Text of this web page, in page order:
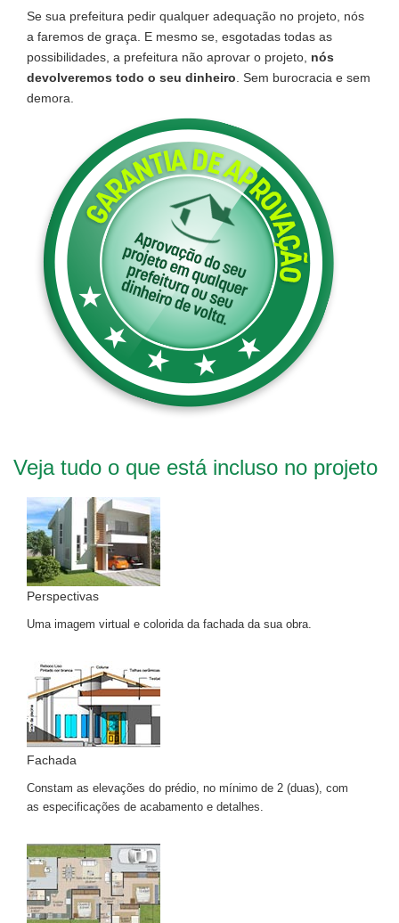
Se sua prefeitura pedir qualquer adequação no projeto, nós
a faremos de graça. E mesmo se, esgotadas todas as
possibilidades, a prefeitura não aprovar o projeto, nós
devolveremos todo o seu dinheiro . Sem burocracia e sem
demora.
Veja tudo o que está incluso no projeto
Perspectivas
Uma imagem virtual e colorida da fachada da sua obra.
Fachada
Constam as elevações do prédio, no mínimo de 2 (duas), com
as especificações de acabamento e detalhes.